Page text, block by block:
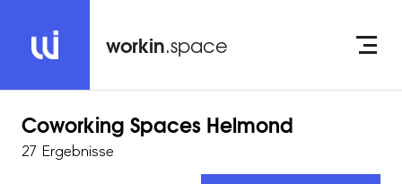
workin.space
Coworking Spaces Helmond
27 Ergebnisse